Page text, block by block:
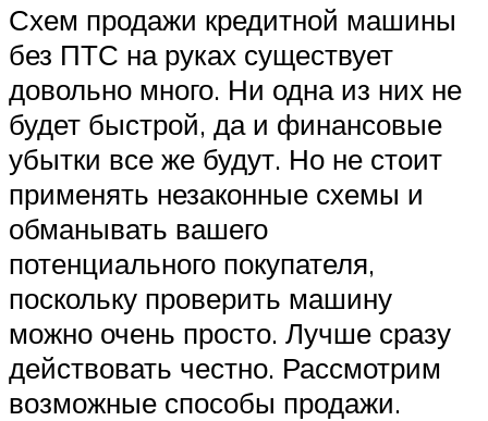
Схем продажи кредитной машины
без ПТС на руках существует
довольно много. Ни одна из них не
будет быстрой, да и финансовые
убытки все же будут. Но не стоит
применять незаконные схемы и
обманывать вашего
потенциального покупателя,
поскольку проверить машину
можно очень просто. Лучше сразу
действовать честно. Рассмотрим
возможные способы продажи.